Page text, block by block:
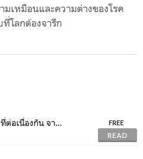
มเหมือนและความต่างของโรค
ที่โลกต้องจารึก
กาฬโรคและโควิดการระบาดที่ต่อเนื่องกัน จากประเทศเดียวกัน
FREE
READ